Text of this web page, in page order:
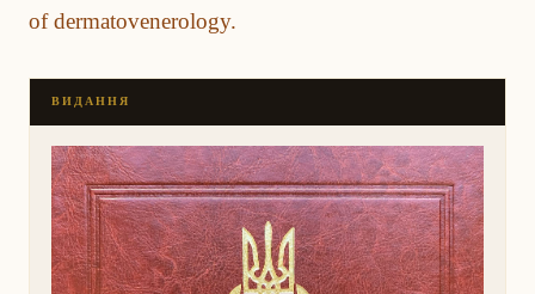
of dermatovenerology.
ВИДАННЯ